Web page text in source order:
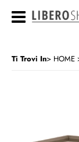
Ti Trovi In HOME